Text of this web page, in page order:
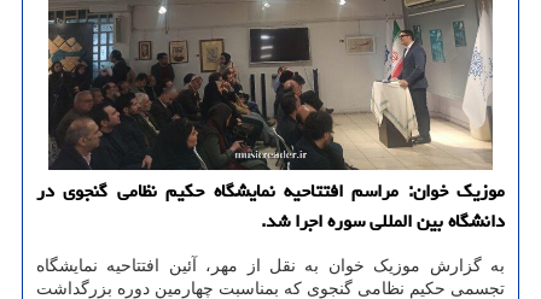
موزیک خوان: مراسم افتتاحیه نمایشگاه حکیم نظامی گنجوی در
دانشگاه بین المللی سوره اجرا شد.
به گزارش موزیک خوان به نقل از مهر، آئین افتتاحیه نمایشگاه
تجسمی حکیم نظامی گنجوی که بمناسبت چهارمین دوره بزرگداشت